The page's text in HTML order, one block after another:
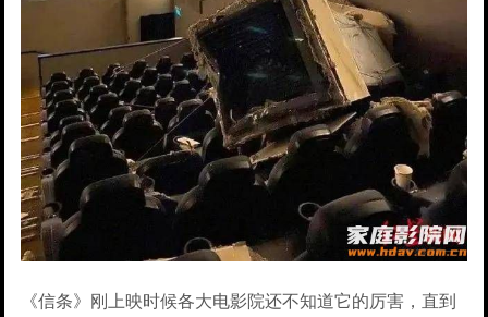
《信条》刚上映时候各大电影院还不知道它的厉害，直到